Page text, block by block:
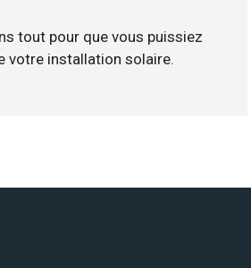
tout pour que vous puissiez
votre installation solaire.